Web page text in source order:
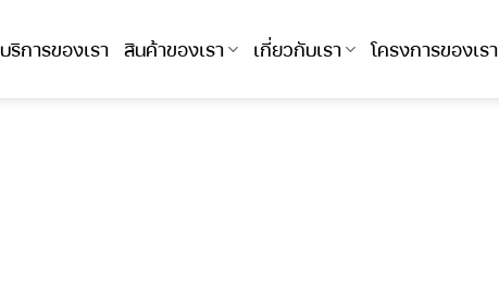
บริการของเรา สินค้าของเรา เกี่ยวกับเรา โครงการของเรา